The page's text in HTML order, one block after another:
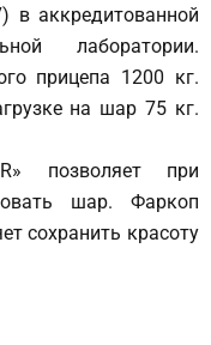
в аккредитованной
лаборатории.
прицепа 1200 кг.
на шар 75 кг.
позволяет при
шар. Фаркоп
сохранить красоту